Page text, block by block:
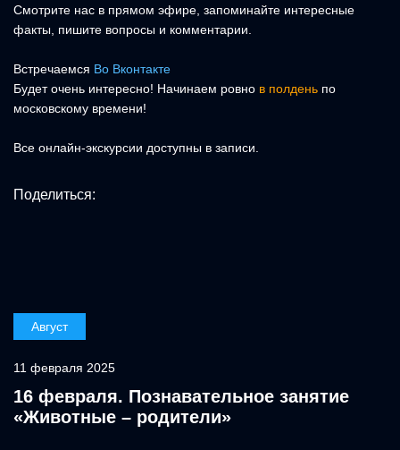
Смотрите нас в прямом эфире, запоминайте интересные
факты, пишите вопросы и комментарии.
Встречаемся Во Вконтакте
Будет очень интересно! Начинаем ровно в полдень по
московскому времени!
Все онлайн-экскурсии доступны в записи.
Поделиться:
Август
11 февраля 2025
16 февраля. Познавательное занятие
«Животные – родители»